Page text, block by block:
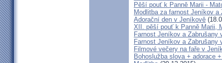
Pěší pouť k Panně Marii -
Modlitba za farnost Jeníkov a
Adorační den v Jeníkově
XII. pěší pouť k Panně Marii,
Farnost Jeníkov a Zabrušany
Farnost Jeníkov a Zabrušany
Filmové večery na faře v
Bohoslužba slova + adorace